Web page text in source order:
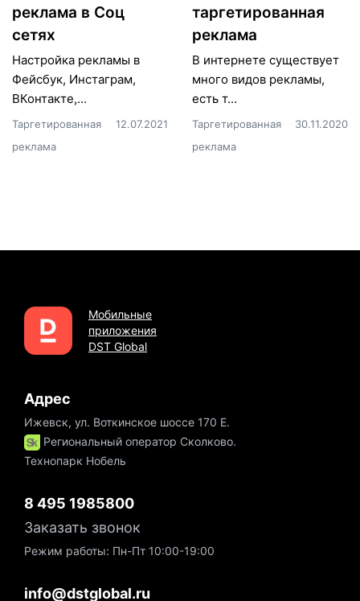
реклама в Соц
сетях
Настройка рекламы в
Фейсбук, Инстаграм,
ВКонтакте,...
Таргетированная
реклама
12.07.2021
таргетированная
реклама
В интернете существует
много видов рекламы,
есть т...
Таргетированная
реклама
30.11.2020
Мобильные
приложения
DST Global
Адрес
Ижевск, ул. Воткинское шоссе 170 Е.
Региональный оператор Сколково.
Технопарк Нобель
8 495 1985800
Заказать звонок
Режим работы: Пн-Пт 10:00-19:00
info@dstglobal.ru